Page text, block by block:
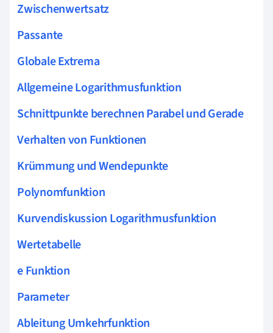
Zwischenwertsatz
Passante
Globale Extrema
Allgemeine Logarithmusfunktion
Schnittpunkte berechnen Parabel und Gerade
Verhalten von Funktionen
Krümmung und Wendepunkte
Polynomfunktion
Kurvendiskussion Logarithmusfunktion
Wertetabelle
e Funktion
Parameter
Ableitung Umkehrfunktion